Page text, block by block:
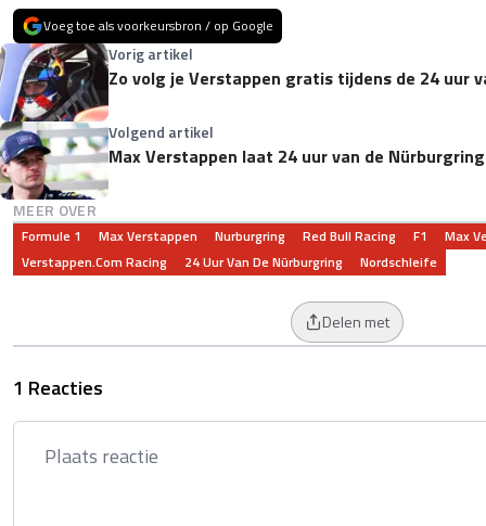
Voeg toe als voorkeursbron / op Google
Vorig artikel
Zo volg je Verstappen gratis tijdens de 24 uur
Volgend artikel
Max Verstappen laat 24 uur van de
MEER OVER
Formule 1 Max Verstappen Nurburgring Red Bull Racing F1
Max
Verstappen.com Racing
24 Uur Van De Nürburgring Nordschleife
Delen met
1 Reacties